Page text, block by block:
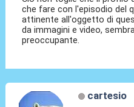
che fare con l'episodio del
attinente all'oggetto di
da immagini e video,
preoccupante.
cartesio